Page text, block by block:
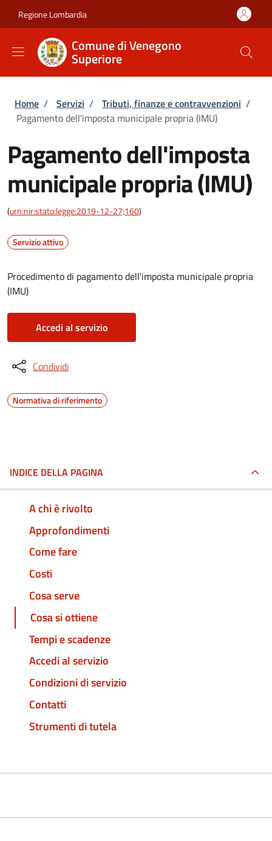
Regione Lombardia
Comune di Venegono
Superiore
Briciole di pane
Home / Servizi / Tributi, finanze e contravvenzioni /
Pagamento dell'imposta municipale propria (IMU)
Pagamento dell'imposta
municipale propria (IMU)
(urn:nir:stato:legge:2019-12-27;160)
Servizio attivo
Procedimento di pagamento dell'imposta municipale propria
(IMU)
Accedi al servizio
Condividi
Normativa di riferimento
INDICE DELLA PAGINA
A chi è rivolto
Approfondimenti
Come fare
Costi
Cosa serve
Cosa si ottiene
Tempi e scadenze
Accedi al servizio
Condizioni di servizio
Contatti
Strumenti di tutela